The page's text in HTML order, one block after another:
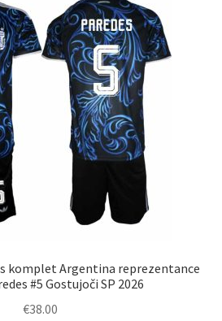
komplet Argentina reprezentance
#5 Gostujoči SP 2026
€38.00